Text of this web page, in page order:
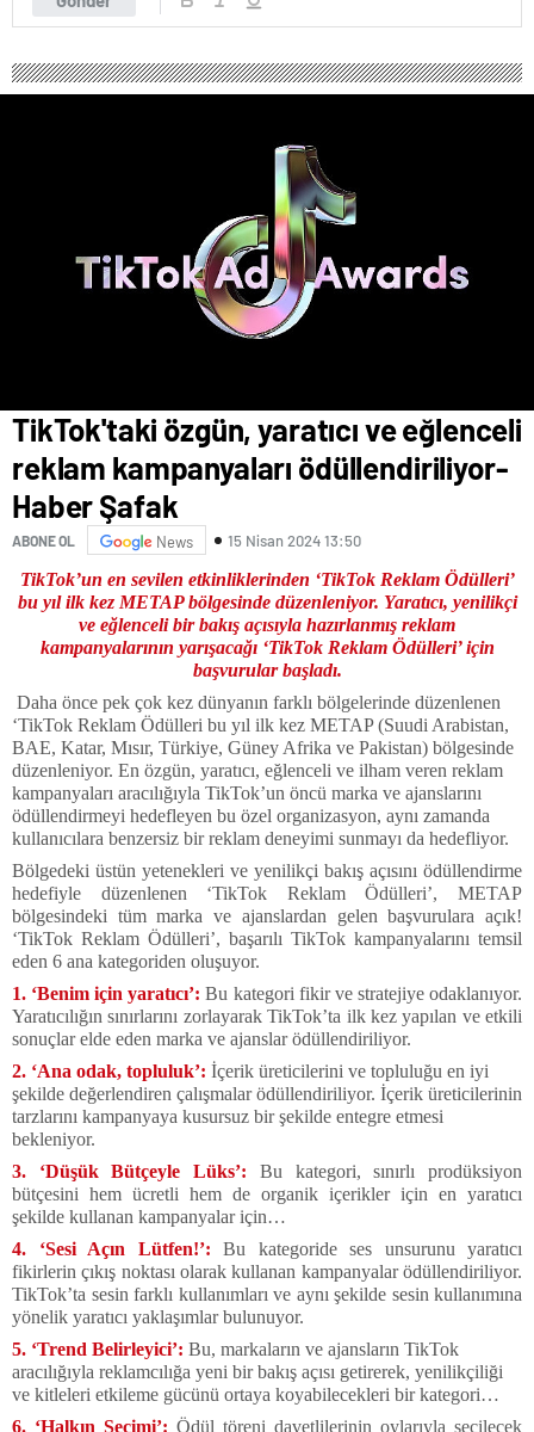
TikTok'taki özgün, yaratıcı ve eğlenceli
reklam kampanyaları ödüllendiriliyor-
Haber Şafak
ABONE OL News 15 Nisan 2024 13:50
TikTok’un en sevilen etkinliklerinden ‘TikTok Reklam Ödülleri’
bu yıl ilk kez METAP bölgesinde düzenleniyor. Yaratıcı, yenilikçi
ve eğlenceli bir bakış açısıyla hazırlanmış reklam
kampanyalarının yarışacağı ‘TikTok Reklam Ödülleri’ için
başvurular başladı.
Daha önce pek çok kez dünyanın farklı bölgelerinde düzenlenen
‘TikTok Reklam Ödülleri bu yıl ilk kez METAP (Suudi Arabistan,
BAE, Katar, Mısır, Türkiye, Güney Afrika ve Pakistan) bölgesinde
düzenleniyor. En özgün, yaratıcı, eğlenceli ve ilham veren reklam
kampanyaları aracılığıyla TikTok’un öncü marka ve ajanslarını
ödüllendirmeyi hedefleyen bu özel organizasyon, aynı zamanda
kullanıcılara benzersiz bir reklam deneyimi sunmayı da hedefliyor.
Bölgedeki üstün yetenekleri ve yenilikçi bakış açısını ödüllendirme
hedefiyle düzenlenen ‘TikTok Reklam Ödülleri’, METAP
bölgesindeki tüm marka ve ajanslardan gelen başvurulara açık!
‘TikTok Reklam Ödülleri’, başarılı TikTok kampanyalarını temsil
eden 6 ana kategoriden oluşuyor.
1. ‘Benim için yaratıcı’: Bu kategori fikir ve stratejiye odaklanıyor.
Yaratıcılığın sınırlarını zorlayarak TikTok’ta ilk kez yapılan ve etkili
sonuçlar elde eden marka ve ajanslar ödüllendiriliyor.
2. ‘Ana odak, topluluk’: İçerik üreticilerini ve topluluğu en iyi
şekilde değerlendiren çalışmalar ödüllendiriliyor. İçerik üreticilerinin
tarzlarını kampanyaya kusursuz bir şekilde entegre etmesi
bekleniyor.
3. ‘Düşük Bütçeyle Lüks’: Bu kategori, sınırlı prodüksiyon
bütçesini hem ücretli hem de organik içerikler için en yaratıcı
şekilde kullanan kampanyalar için…
4. ‘Sesi Açın Lütfen!’: Bu kategoride ses unsurunu yaratıcı
fikirlerin çıkış noktası olarak kullanan kampanyalar ödüllendiriliyor.
TikTok’ta sesin farklı kullanımları ve aynı şekilde sesin kullanımına
yönelik yaratıcı yaklaşımlar bulunuyor.
5. ‘Trend Belirleyici’: Bu, markaların ve ajansların TikTok
aracılığıyla reklamcılığa yeni bir bakış açısı getirerek, yenilikçiliği
ve kitleleri etkileme gücünü ortaya koyabilecekleri bir kategori…
6. ‘Halkın Seçimi’: Ödül töreni davetlilerinin oylarıyla seçilecek